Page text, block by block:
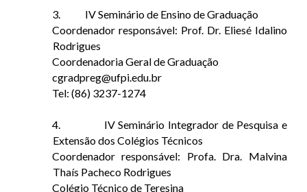
3.
IV Seminário de Ensino de Graduação
Coordenador responsável: Prof. Dr. Eliesé Idalino
Rodrigues
Coordenadoria Geral de Graduação
cgradpreg@ufpi.edu.br
Tel: (86) 3237-1274
4.
IV Seminário Integrador de Pesquisa e
Extensão dos Colégios Técnicos
Coordenador responsável: Profa. Dra. Malvina
Thaís Pacheco Rodrigues
Colégio Técnico de Teresina